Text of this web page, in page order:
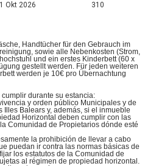
Okt 2026 310
Handtücher für den Gebrauch im
sowie alle Nebenkosten (Strom,
und ein erstes Kinderbett (60 x
gestellt werden. Für jeden weiteren
werden je 10€ pro Übernachtung
durante su estancia:
y orden público Municipales y de
Illes Balears y, además, si el inmueble
Horizontal deben cumplir con las
Comunidad de Propietarios dónde esté
la prohibición de llevar a cabo
puedan ir contra las normas básicas de
los estatutos de la Comunidad de
al régimen de propiedad horizontal.